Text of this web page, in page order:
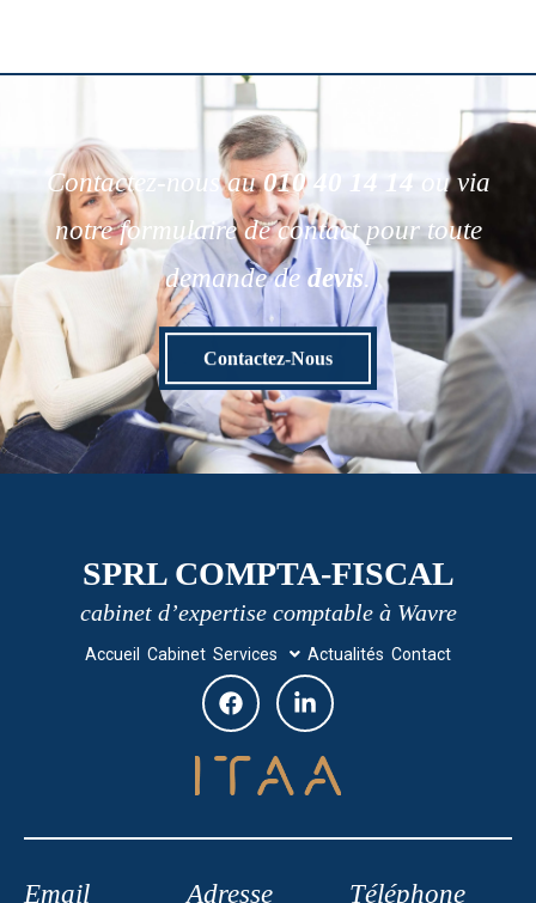
Contactez-nous au010 40 14 14
ou via
notre formulaire de contact pour toute
demande de devis.
Contactez-Nous
SPRL COMPTA-FISCAL
cabinet d’expertise comptable à Wavre
Accueil Cabinet Services Actualités Contact
Email Adresse Téléphone